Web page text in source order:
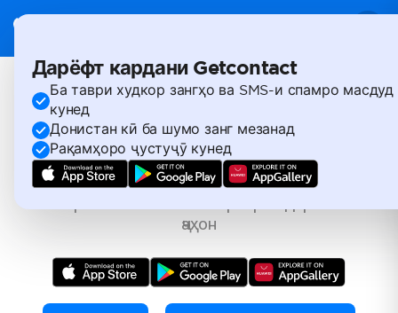
Ҳамеша бидонед кӣ
занг мезанад.
ҷаҳон
Дарёфт кардани Getcontact
Ба таври худкор зангҳо ва SMS-и спамро масдуд
кунед
Донистан кӣ ба шумо занг мезанад
Рақамҳоро ҷустуҷӯ кунед